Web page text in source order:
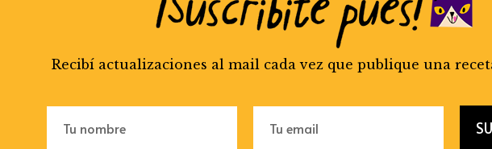
Recibí actualizaciones al mail cada vez que publique una